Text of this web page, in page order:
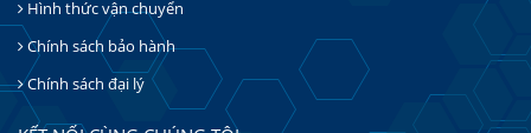
Hình thức vận chuyển
Chính sách bảo hành
Chính sách đại lý